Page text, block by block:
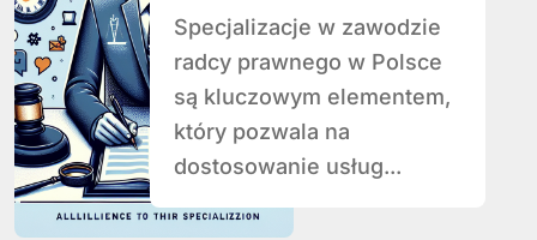
się różnią?
Specjalizacje w zawodzie
radcy prawnego w Polsce
są kluczowym elementem,
który pozwala na
dostosowanie usług...